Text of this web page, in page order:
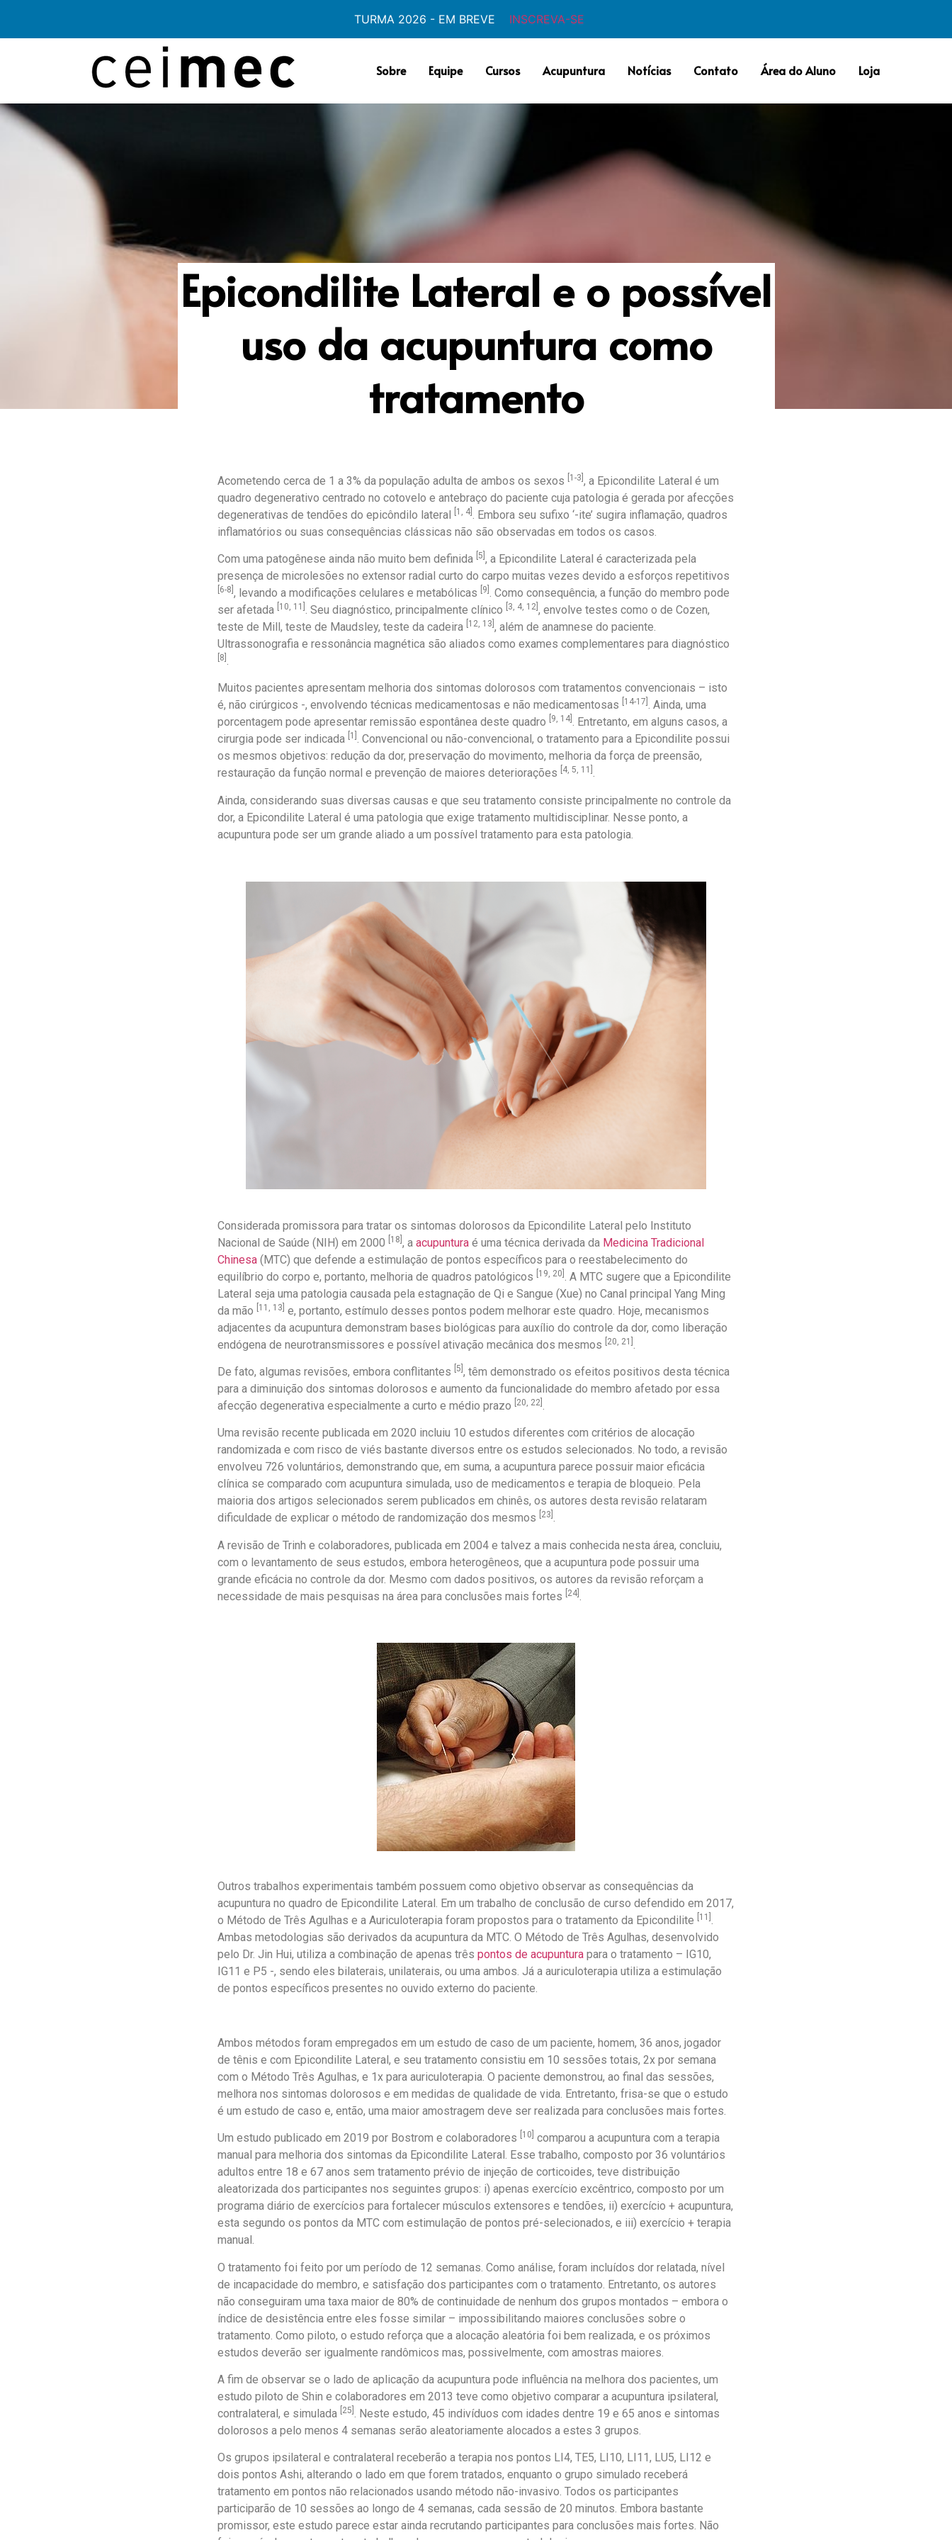
TURMA 2026 - EM BREVE INSCREVA-SE
Sobre Equipe Cursos Acupuntura Notícias Contato Área do Aluno Loja
Epicondilite Lateral e o possível
uso da acupuntura como
tratamento
Acometendo cerca de 1 a 3% da população adulta de ambos os sexos [1-3] , a Epicondilite Lateral é um
quadro degenerativo centrado no cotovelo e antebraço do paciente cuja patologia é gerada por afecções
degenerativas de tendões do epicôndilo lateral
[1, 4]
. Embora seu sufixo ‘-ite’ sugira inflamação, quadros
inflamatórios ou suas consequências clássicas não são observadas em todos os casos.
Com uma patogênese ainda não muito bem definida [5] , a Epicondilite Lateral é caracterizada pela
presença de microlesões no extensor radial curto do carpo muitas vezes devido a esforços repetitivos
[6-8] , levando a modificações celulares e metabólicas [9] . Como consequência, a função do membro pode
ser afetada [10, 11] . Seu diagnóstico, principalmente clínico [3, 4, 12] , envolve testes como o de Cozen,
teste de Mill, teste de Maudsley, teste da cadeira [12, 13] , além de anamnese do paciente.
Ultrassonografia e ressonância magnética são aliados como exames complementares para diagnóstico
[8] .
Muitos pacientes apresentam melhoria dos sintomas dolorosos com tratamentos convencionais – isto
é, não cirúrgicos -, envolvendo técnicas medicamentosas e não medicamentosas
[14-17] . Ainda, uma
porcentagem pode apresentar remissão espontânea deste quadro
[9, 14] . Entretanto, em alguns casos, a
cirurgia pode ser indicada [1] . Convencional ou não-convencional, o tratamento para a Epicondilite possui
os mesmos objetivos: redução da dor, preservação do movimento, melhoria da força de preensão,
restauração da função normal e prevenção de maiores deteriorações
[4, 5, 11] .
Ainda, considerando suas diversas causas e que seu tratamento consiste principalmente no controle da
dor, a Epicondilite Lateral é uma patologia que exige tratamento multidisciplinar. Nesse ponto, a
acupuntura pode ser um grande aliado a um possível tratamento para esta patologia.
Considerada promissora para tratar os sintomas dolorosos da Epicondilite Lateral pelo Instituto
Nacional de Saúde (NIH) em 2000
[18] , a acupuntura é uma técnica derivada da Medicina Tradicional
Chinesa (MTC) que defende a estimulação de pontos específicos para o reestabelecimento do
equilíbrio do corpo e, portanto, melhoria de quadros patológicos
[19, 20]
. A MTC sugere que a Epicondilite
Lateral seja uma patologia causada pela estagnação de Qi e Sangue (Xue) no Canal principal Yang Ming
da mão
[11, 13] e, portanto, estímulo desses pontos podem melhorar este quadro. Hoje, mecanismos
adjacentes da acupuntura demonstram bases biológicas para auxílio do controle da dor, como liberação
endógena de neurotransmissores e possível ativação mecânica dos mesmos
[20, 21]
De fato, algumas revisões, embora conflitantes [5] , têm demonstrado os efeitos positivos desta técnica
para a diminuição dos sintomas dolorosos e aumento da funcionalidade do membro afetado por essa
afecção degenerativa especialmente a curto e médio prazo
[20, 22] .
Uma revisão recente publicada em 2020 incluiu 10 estudos diferentes com critérios de alocação
randomizada e com risco de viés bastante diversos entre os estudos selecionados. No todo, a revisão
envolveu 726 voluntários, demonstrando que, em suma, a acupuntura parece possuir maior eficácia
clínica se comparado com acupuntura simulada, uso de medicamentos e terapia de bloqueio. Pela
maioria dos artigos selecionados serem publicados em chinês, os autores desta revisão relataram
dificuldade de explicar o método de randomização dos mesmos
[23] .
A revisão de Trinh e colaboradores, publicada em 2004 e talvez a mais conhecida nesta área, concluiu,
com o levantamento de seus estudos, embora heterogêneos, que a acupuntura pode possuir uma
grande eficácia no controle da dor. Mesmo com dados positivos, os autores da revisão reforçam a
necessidade de mais pesquisas na área para conclusões mais fortes
[24] .
Outros trabalhos experimentais também possuem como objetivo observar as consequências da
acupuntura no quadro de Epicondilite Lateral. Em um trabalho de conclusão de curso defendido em 2017,
o Método de Três Agulhas e a Auriculoterapia foram propostos para o tratamento da Epicondilite
[11] .
Ambas metodologias são derivados da acupuntura da MTC. O Método de Três Agulhas, desenvolvido
pelo Dr. Jin Hui, utiliza a combinação de apenas três pontos de acupuntura para o tratamento – IG10,
IG11 e P5 -, sendo eles bilaterais, unilaterais, ou uma ambos. Já a auriculoterapia utiliza a estimulação
de pontos específicos presentes no ouvido externo do paciente.
Ambos métodos foram empregados em um estudo de caso de um paciente, homem, 36 anos, jogador
de tênis e com Epicondilite Lateral, e seu tratamento consistiu em 10 sessões totais, 2x por semana
com o Método Três Agulhas, e 1x para auriculoterapia. O paciente demonstrou, ao final das sessões,
melhora nos sintomas dolorosos e em medidas de qualidade de vida. Entretanto, frisa-se que o estudo
é um estudo de caso e, então, uma maior amostragem deve ser realizada para conclusões mais fortes.
Um estudo publicado em 2019 por Bostrom e colaboradores [10] comparou a acupuntura com a terapia
manual para melhoria dos sintomas da Epicondilite Lateral. Esse trabalho, composto por 36 voluntários
adultos entre 18 e 67 anos sem tratamento prévio de injeção de corticoides, teve distribuição
aleatorizada dos participantes nos seguintes grupos: i) apenas exercício excêntrico, composto por um
programa diário de exercícios para fortalecer músculos extensores e tendões, ii) exercício + acupuntura,
esta segundo os pontos da MTC com estimulação de pontos pré-selecionados, e iii) exercício + terapia
manual.
O tratamento foi feito por um período de 12 semanas. Como análise, foram incluídos dor relatada, nível
de incapacidade do membro, e satisfação dos participantes com o tratamento. Entretanto, os autores
não conseguiram uma taxa maior de 80% de continuidade de nenhum dos grupos montados – embora o
índice de desistência entre eles fosse similar – impossibilitando maiores conclusões sobre o
tratamento. Como piloto, o estudo reforça que a alocação aleatória foi bem realizada, e os próximos
estudos deverão ser igualmente randômicos mas, possivelmente, com amostras maiores.
A fim de observar se o lado de aplicação da acupuntura pode influência na melhora dos pacientes, um
estudo piloto de Shin e colaboradores em 2013 teve como objetivo comparar a acupuntura ipsilateral,
contralateral, e simulada [25] . Neste estudo, 45 indivíduos com idades dentre 19 e 65 anos e sintomas
dolorosos a pelo menos 4 semanas serão aleatoriamente alocados a estes 3 grupos.
Os grupos ipsilateral e contralateral receberão a terapia nos pontos LI4, TE5, LI10, LI11, LU5, LI12 e
dois pontos Ashi, alterando o lado em que forem tratados, enquanto o grupo simulado receberá
tratamento em pontos não relacionados usando método não-invasivo. Todos os participantes
participarão de 10 sessões ao longo de 4 semanas, cada sessão de 20 minutos. Embora bastante
promissor, este estudo parece estar ainda recrutando participantes para conclusões mais fortes. Não